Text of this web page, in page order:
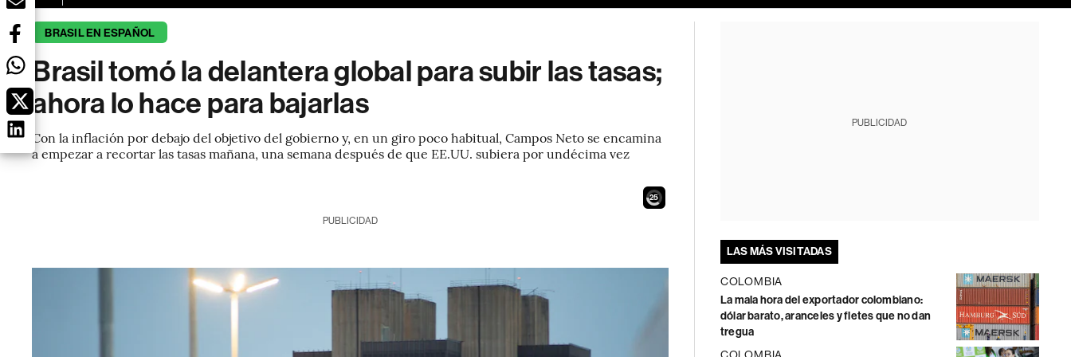
BRASIL EN ESPAÑOL
Brasil tomó la delantera global para subir las tasas;
ahora lo hace para bajarlas
Con la inflación por debajo del objetivo del gobierno y, en un giro poco habitual, Campos Neto se encamina
a empezar a recortar las tasas mañana, una semana después de que EE.UU. subiera por undécima vez
23
PUBLICIDAD
PUBLICIDAD
LAS MÁS VISITADAS
COLOMBIA
La mala hora del exportador colombiano:
dólar barato, aranceles y fletes que no dan
tregua